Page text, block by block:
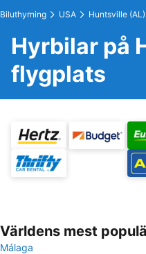
Biluthyrning USA Huntsville (AL)
Hyrbilar på
flygplats
Världens mest
Málaga